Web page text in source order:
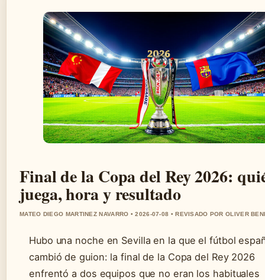
Final de la Copa del Rey 2026:
juega, hora y resultado
MATEO DIEGO MARTINEZ NAVARRO • 2026-07-08 • REVISADO POR OLIVER
Hubo una noche en Sevilla en la que el fútbol
cambió de guion: la final de la Copa del Rey 2026
enfrentó a dos equipos que no eran los habituales